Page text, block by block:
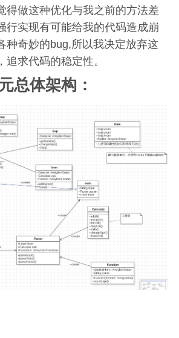
得做这种优化与我之前的方法差
行实现有可能给我的代码造成崩
种奇妙的bug,所以我决定放弃这
求代码的稳定性。
总体架构：